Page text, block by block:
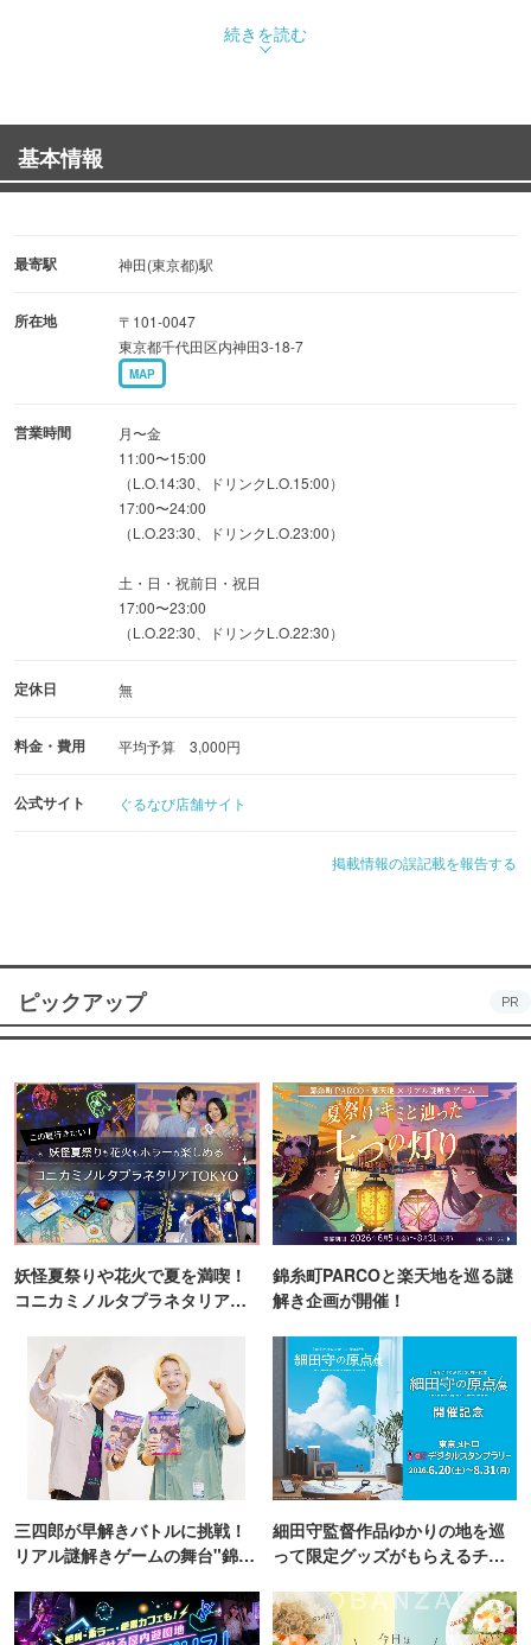
◆料理のこだわり
本場の味わいと日本人好みのテイストを楽しめる自家製タ
ン料理が充実！
◆豊富なドリンク
定番のサワーやカクテルをはじめ、
本場のテキーラやビール、オリジナルのクラフトカクテル
◆飲み放題付コース
シーンに合わせてご利用ください！
◆非日常的な空間
入口から店内の音楽まで異国を感じるお洒落空間。
けます！
店舗貸切も承りますので、お気軽にご相談ください♪
続きを読む
基本情報
最寄駅 神田(東京都)駅
所在地
〒101-0047
東京都千代田区内神田3-18-7
MAP
営業時間
月〜金
11:00〜15:00
（L.O.14:30、ドリンクL.O.15:00）
17:00〜24:00
（L.O.23:30、ドリンクL.O.23:00）
土・日・祝前日・祝日
17:00〜23:00
（L.O.22:30、ドリンクL.O.22:30）
定休日 無
料金・費用 平均予算 3,000円
公式サイト ぐるなび店舗サイト
掲載情報の誤記載を報告する
ピックアップ PR
妖怪夏祭りや花火で夏を満喫！
コニカミノルタプラネタリア
錦糸町PARCOと楽天地を巡る謎
解き企画が開催！
三四郎が早解きバトルに挑戦！
リアル謎解きゲームの舞台"錦糸
細田守監督作品ゆかりの地を巡
って限定グッズがもらえるチャ